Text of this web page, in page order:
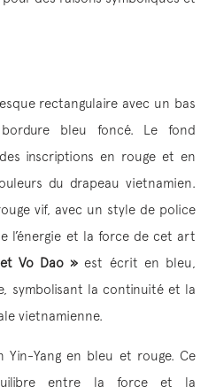
rectangulaire avec un bas
bleu foncé. Le fond
inscriptions en rouge et en
du drapeau vietnamien.
vif, avec un style de police
l’énergie et la force de cet art
Vo Dao » est écrit en bleu,
symbolisant la continuité et la
vietnamienne.
Yang en bleu et rouge. Ce
entre la force et la